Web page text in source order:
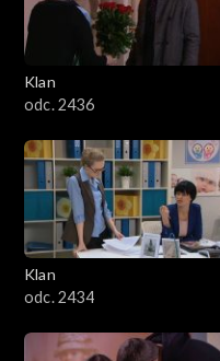
Klan
odc. 2436
Klan
odc. 2434